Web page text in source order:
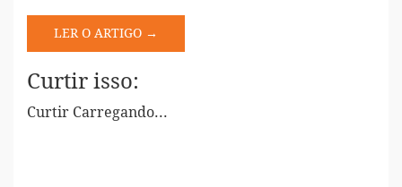
LER O ARTIGO →
Curtir isso:
Curtir Carregando...